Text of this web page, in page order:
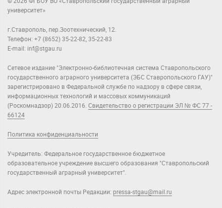
университет»
г.Ставрополь, пер.Зоотехнический, 12.
Телефон: +7 (8652) 35-22-82, 35-22-83
E-mail: inf@stgau.ru
Сетевое издание "Электронно-библиотечная система Ставропольского
государственного аграрного университета (ЭБС Ставропольского ГАУ)"
зарегистрировано в Федеральной службе по надзору в сфере связи,
информационных технологий и массовых коммуникаций
(Роскомнадзор) 20.06.2016. Свидетельство о регистрации ЭЛ № ФС 77 -
66124
Политика конфиденциальности
Учредитель: Федеральное государственное бюджетное
образовательное учреждение высшего образования "Ставропольский
государственный аграрный университет".
Адрес электронной почты Редакции: pressa-stgau@mail.ru